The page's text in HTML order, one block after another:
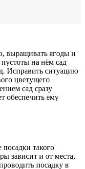
выращивать ягоды и
на нём сад
Исправить ситуацию
цветущего
сад сразу
обеспечить ему
такого
зависит и от места,
посадку в